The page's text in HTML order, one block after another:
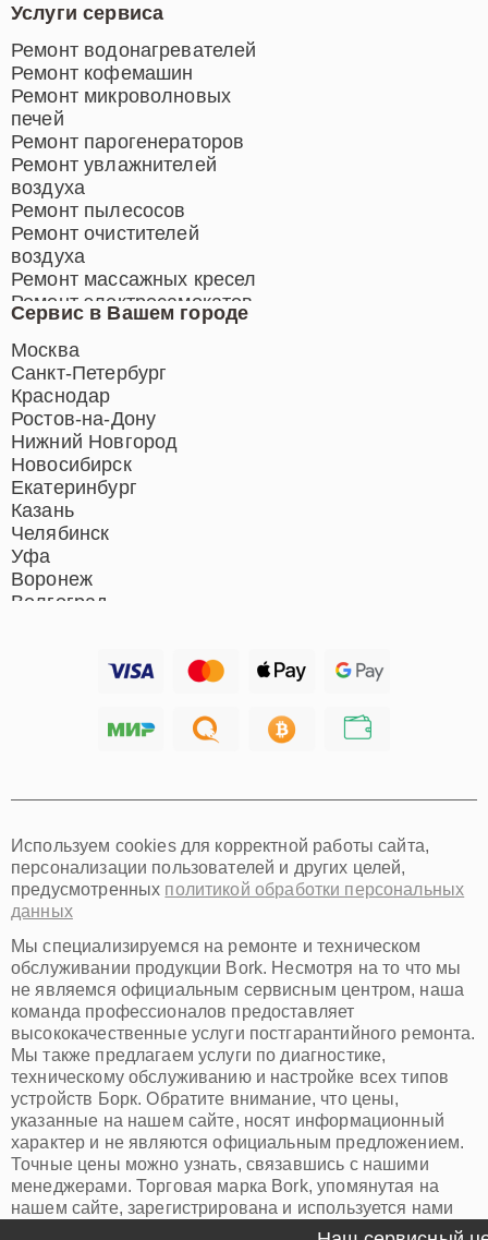
Сервис в Вашем городе
Москва
Санкт-Петербург
Краснодар
Ростов-на-Дону
Нижний Новгород
Новосибирск
Екатеринбург
Казань
Челябинск
Уфа
Воронеж
Волгоград
Хабаровск
Иркутск
Омск
Красноярск
Пермь
Ульяновск
Киров
Архангельск
Астрахань
Белгород
Благовещенск
Брянск
Владивосток
Владикавказ
Владимир
Волжский
Вологда
Грозный
Иваново
Услуги сервиса
Ремонт водонагревателей
Ремонт кофемашин
Ремонт микроволновых
печей
Ремонт парогенераторов
Ремонт увлажнителей
воздуха
Ремонт пылесосов
Ремонт очистителей
воздуха
Ремонт массажных кресел
Ремонт электросамокатов
Ремонт индукционных плит
Ремонт роботов-пылесосов
Ремонт гладильных систем
Ремонт отпаривателей
Ремонт вертикальных
пылесосов
Используем cookies для корректной работы сайта,
персонализации пользователей и других целей,
предусмотренных политикой обработки персональных
данных
Мы специализируемся на ремонте и техническом
обслуживании продукции Bork. Несмотря на то что мы
не являемся официальным сервисным центром, наша
команда профессионалов предоставляет
высококачественные услуги постгарантийного ремонта.
Мы также предлагаем услуги по диагностике,
техническому обслуживанию и настройке всех типов
устройств Борк. Обратите внимание, что цены,
указанные на нашем сайте, носят информационный
характер и не являются официальным предложением.
Точные цены можно узнать, связавшись с нашими
менеджерами. Торговая марка Bork, упомянутая на
нашем сайте, зарегистрирована и используется нами
исключительно для информационных целей.